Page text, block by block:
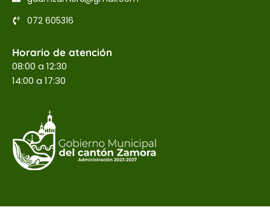
072 605316
Horario de atención
08:00 a 12:30
14:00 a 17:30